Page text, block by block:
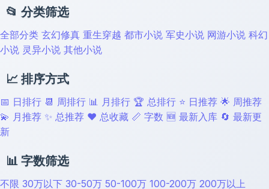
📂 分类筛选
全部分类 玄幻修真 重生穿越 都市小说 军史小说 网游小说 科幻
小说 灵异小说 其他小说
📈 排序方式
📅 日排行 📆 周排行 📊 月排行 🏆 总排行 ⭐ 日推荐 🌟 周推荐
💫 月推荐 ✨ 总推荐 ❤️ 总收藏 📏 字数 🆕 最新入库 🔄 最新更
新
📊 字数筛选
不限 30万以下 30-50万 50-100万 100-200万 200万以上